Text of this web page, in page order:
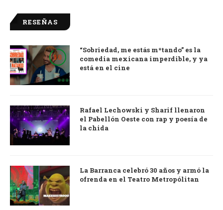
RESEÑAS
9.0
“Sobriedad, me estás m*tando” es la
comedia mexicana imperdible, y ya
está en el cine
Rafael Lechowski y Sharif llenaron
el Pabellón Oeste con rap y poesía de
la chida
La Barranca celebró 30 años y armó la
ofrenda en el Teatro Metropólitan